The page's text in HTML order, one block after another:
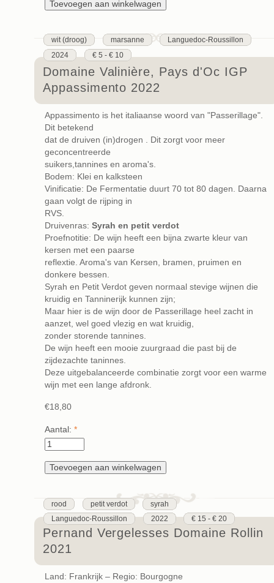
wit (droog) marsanne
Languedoc-Roussillon
2024
€ 5 - € 10
Domaine Valinière, Pays d'Oc IGP
Appassimento 2022
Appassimento is het italiaanse woord van "Passerillage".
Dit betekend
dat de druiven (in)drogen . Dit zorgt voor meer
geconcentreerde
suikers,tannines en aroma's.
Bodem: Klei en kalksteen
Vinificatie: De Fermentatie duurt 70 tot 80 dagen. Daarna
gaan volgt de rijping in
RVS.
Druivenras: Syrah en petit verdot
Proefnotitie: De wijn heeft een bijna zwarte kleur van
kersen met een paarse
reflextie. Aroma's van Kersen, bramen, pruimen en
donkere bessen.
Syrah en Petit Verdot geven normaal stevige wijnen die
kruidig en Tanninerijk kunnen zijn;
Maar hier is de wijn door de Passerillage heel zacht in
aanzet, wel goed vlezig en wat kruidig,
zonder storende tannines.
De wijn heeft een mooie zuurgraad die past bij de
zijdezachte taninnes.
Deze uitgebalanceerde combinatie zorgt voor een warme
wijn met een lange afdronk.
€18,80
Aantal: *
rood petit verdot
syrah
Languedoc-Roussillon
2022 € 15 - € 20
Pernand Vergelesses Domaine Rollin
2021
Land: Frankrijk – Regio: Bourgogne